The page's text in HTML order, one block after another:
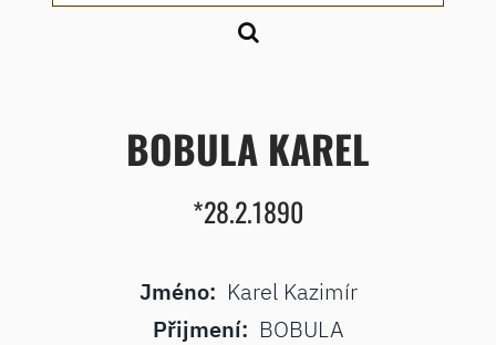
BOBULA KAREL
*28.2.1890
Jméno: Karel Kazimír
Přijmení: BOBULA